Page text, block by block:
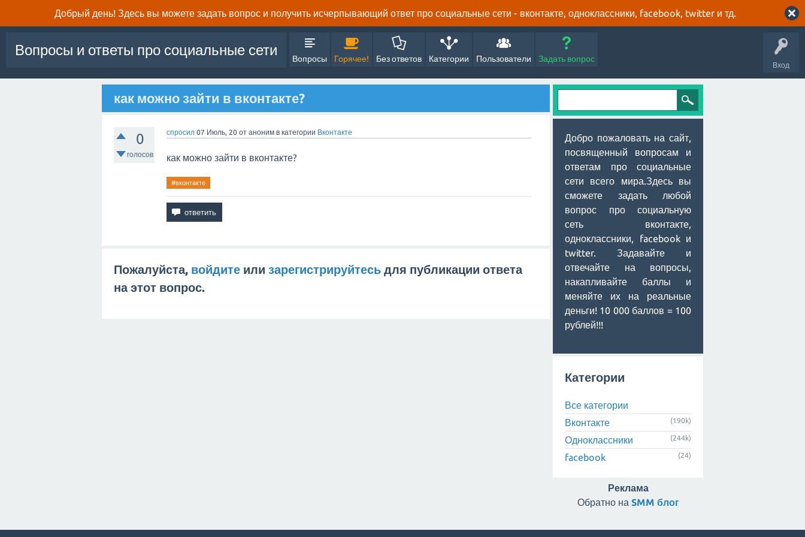
Добрый день! Здесь вы можете задать вопрос и получить исчерпывающий ответ про социальные сети - вконтакте, одноклассники, facebook, twitter и тд.
Вход
Вопросы и ответы про социальные сети
Вопросы Горячее! Без ответов Категории Пользователи Задать вопрос
как можно зайти в вконтакте?
0
голосов
спросил 07 Июль, 20 от аноним в категории Вконтакте
как можно зайти в вконтакте?
#вконтакте
Пожалуйста, войдите или зарегистрируйтесь для публикации ответа
на этот вопрос.
Добро пожаловать на сайт,
посвященный вопросам и
ответам про социальные
сети всего мира.Здесь вы
сможете задать любой
вопрос про социальную
сеть вконтакте,
одноклассники, facebook и
twitter. Задавайте и
отвечайте на вопросы,
накапливайте баллы и
меняйте их на реальные
деньги! 10 000 баллов = 100
рублей!!!
Категории
Все категории
Вконтакте
(190k)
Одноклассники (244k)
facebook (24)
Реклама
Обратно на SMM блог